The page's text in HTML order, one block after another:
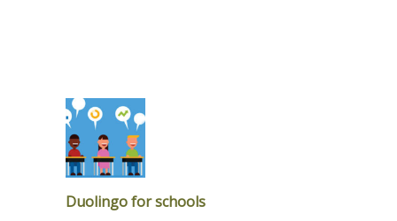
Duolingo for schools